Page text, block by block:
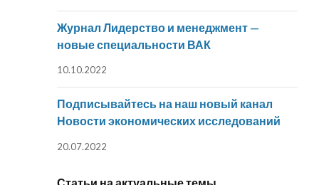
Журнал Лидерство и менеджмент —
новые специальности ВАК
10.10.2022
Подписывайтесь на наш новый канал
Новости экономических исследований
20.07.2022
Статьи на актуальные темы